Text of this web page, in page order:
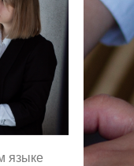
языке